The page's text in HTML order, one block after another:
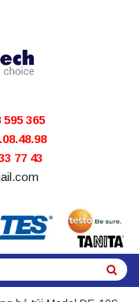
595 365
77 43